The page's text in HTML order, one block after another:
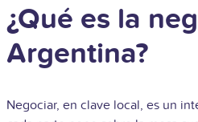
¿Qué es la
Argentina?
Negociar, en clave local, es un